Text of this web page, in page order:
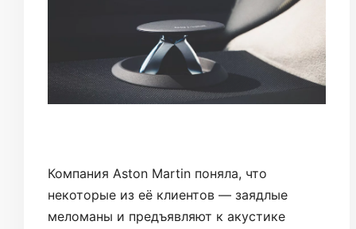
Компания Aston Martin поняла, что
некоторые из её клиентов — заядлые
меломаны и предъявляют к акустике